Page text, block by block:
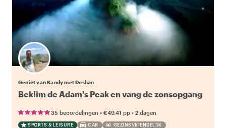
Geniet van Kandy met Deshan
Beklim de Adam's Peak en vang de zonsopgang
35 beoordelingen • €49.41 pp • 2 dagen
SPORTS & LEISURE CAR GEZINSVRIENDELIJK